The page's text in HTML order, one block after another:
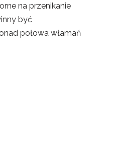
na przenikanie
być
połowa włamań